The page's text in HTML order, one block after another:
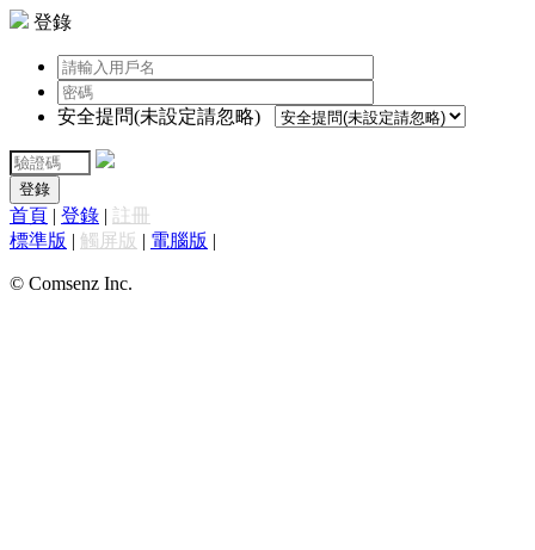
登錄
安全提問(未設定請忽略)
登錄
首頁 | 登錄 | 註冊
標準版 | 觸屏版 | 電腦版 |
© Comsenz Inc.